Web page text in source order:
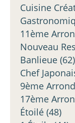
Cuisine
11ème
Nouveau
Banlieue (62)
Chef
9ème
17ème
Étoilé (48)